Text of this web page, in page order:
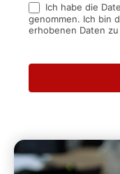
Ich habe die
genommen. Ich bin
erhobenen Daten